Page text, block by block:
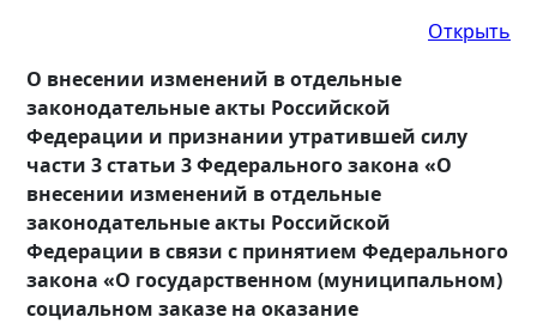
Открыть
О внесении изменений в отдельные
законодательные акты Российской
Федерации и признании утратившей силу
части 3 статьи 3 Федерального закона «О
внесении изменений в отдельные
законодательные акты Российской
Федерации в связи с принятием Федерального
закона «О государственном (муниципальном)
социальном заказе на оказание